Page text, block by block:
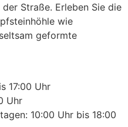
Straße. Erleben Sie die
wie
geformte
17:00 Uhr
Uhr
10:00 Uhr bis 18:00